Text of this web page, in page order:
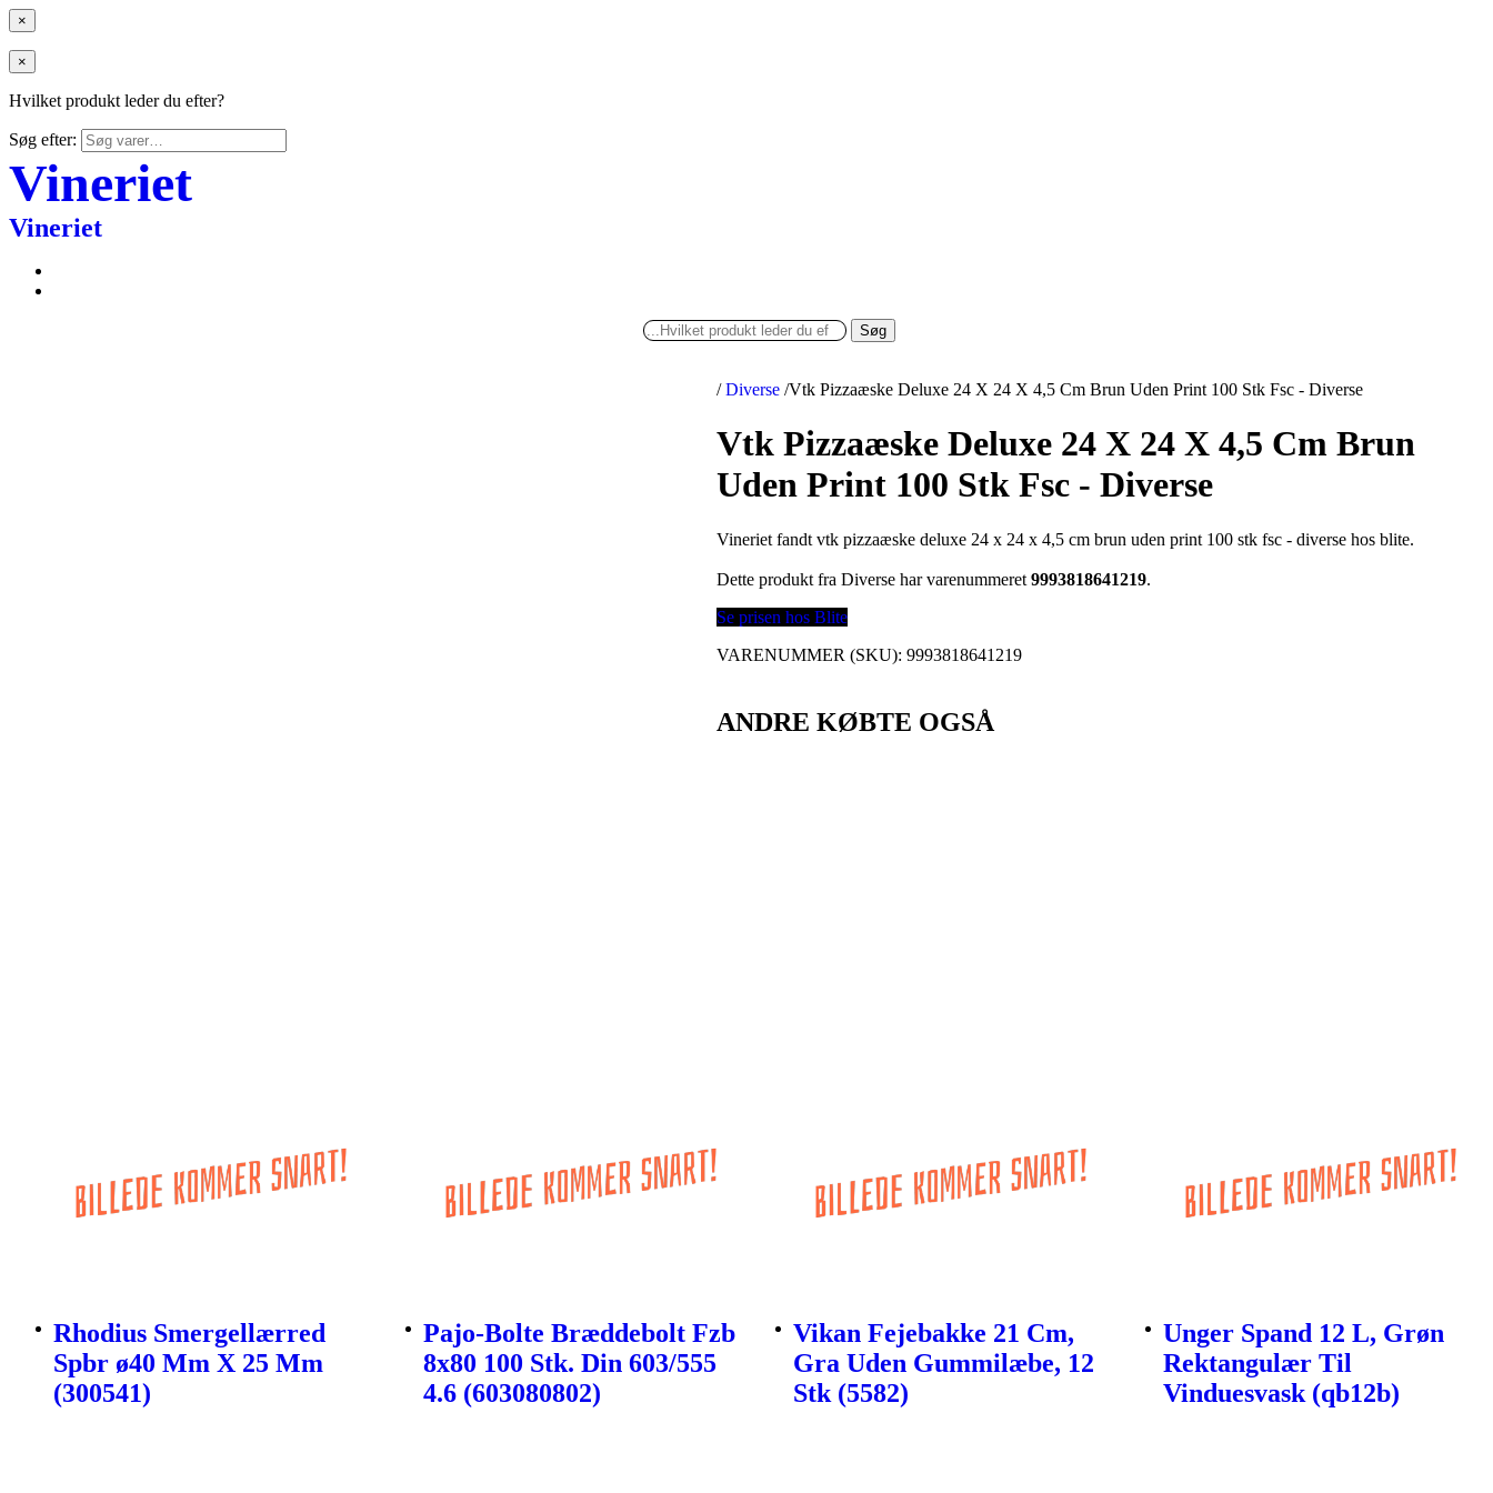
×
×
Hvilket produkt leder du efter?
Søg efter:
Vineriet
Vineriet
Søg
/ Diverse /Vtk Pizzaæske Deluxe 24 X 24 X 4,5 Cm Brun Uden Print 100 Stk Fsc - Diverse
Vtk Pizzaæske Deluxe 24 X 24 X 4,5 Cm Brun
Uden Print 100 Stk Fsc - Diverse
Vineriet fandt vtk pizzaæske deluxe 24 x 24 x 4,5 cm brun uden print 100 stk fsc - diverse hos blite.
Dette produkt fra Diverse har varenummeret9993818641219.
Se prisen hos Blite
VARENUMMER (SKU):9993818641219
ANDRE KØBTE OGSÅ
Rhodius Smergellærred
Spbr ø40 Mm X 25 Mm
(300541)
Pajo-Bolte Bræddebolt Fzb
8x80 100 Stk. Din 603/555
4.6 (603080802)
Vikan Fejebakke 21 Cm,
Gra Uden Gummilæbe, 12
Stk (5582)
Unger Spand 12 L, Grøn
Rektangulær Til
Vinduesvask (qb12b)